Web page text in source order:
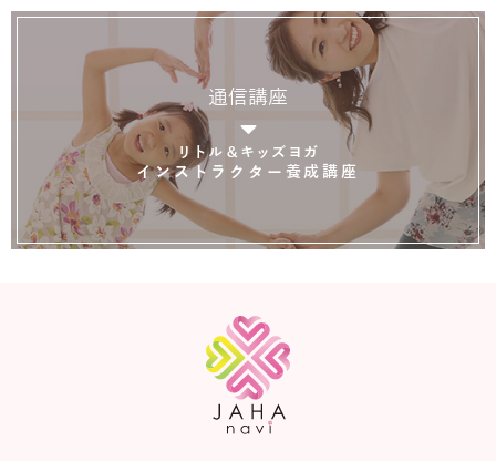
通信講座
リトル＆キッズヨガ
インストラクター養成講座